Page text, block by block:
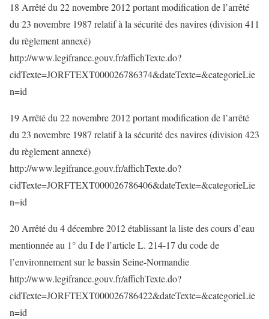
18 Arrêté du 22 novembre 2012 portant modification de l’arrêté
du 23 novembre 1987 relatif à la sécurité des navires (division 411
du règlement annexé)
http://www.legifrance.gouv.fr/affichTexte.do?
cidTexte=JORFTEXT000026786374&dateTexte=&categorieLie
n=id
19 Arrêté du 22 novembre 2012 portant modification de l’arrêté
du 23 novembre 1987 relatif à la sécurité des navires (division 423
du règlement annexé)
http://www.legifrance.gouv.fr/affichTexte.do?
cidTexte=JORFTEXT000026786406&dateTexte=&categorieLie
n=id
20 Arrêté du 4 décembre 2012 établissant la liste des cours d’eau
mentionnée au 1° du I de l’article L. 214-17 du code de
l’environnement sur le bassin Seine-Normandie
http://www.legifrance.gouv.fr/affichTexte.do?
cidTexte=JORFTEXT000026786422&dateTexte=&categorieLie
n=id